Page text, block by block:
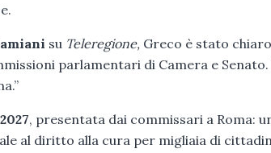
su Teleregione, Greco è stato
parlamentari di Camera e
, presentata dai commissari a Roma:
al diritto alla cura per migliaia di